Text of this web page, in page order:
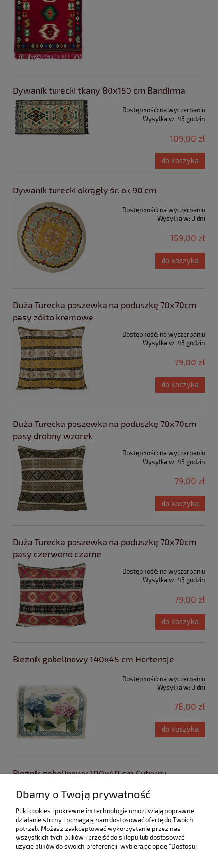
Dywanik turecki tkany 80x150 cm Bandirma
Dostępność: na wyczerpaniu
Wysyłka w: 48 godzin
109,00 zł
do koszyka
Dywanik turecki okrągły śr. ok 90 cm
Dostępność: na wyczerpaniu
Wysyłka w: 3 dni
159,00 zł
do koszyka
Duża Turecka poszewka na poduszkę 70x70cm
pasy żółto kremowe
Dostępność: na wyczerpaniu
Wysyłka w: 48 godzin
79,00 zł
do koszyka
Duża Turecka poszewka na poduszkę 70x70cm
pasy drobny wzorek
Dostępność: na wyczerpaniu
Wysyłka w: 48 godzin
79,00 zł
do koszyka
Duża Turecka poszewka na poduszkę 70x70cm
pasy czerwono czarne
Dostępność: na wyczerpaniu
Wysyłka w: 48 godzin
79,00 zł
do koszyka
Bieżnik gobelinowy 140x45 cm Hortensje
Dostępność: na wyczerpaniu
Wysyłka w: 3 dni
78,00 zł
do koszyka
Bieżnik gobelinowy 100x40 cm Cytryny
Dostępność:
« 1 ... 4 5 6 7 8 »
Dbamy o Twoją prywatność
Pliki cookies i pokrewne im technologie umożliwiają poprawne
działanie strony i pomagają nam dostosować ofertę do Twoich
potrzeb. Możesz zaakceptować wykorzystanie przez nas
wszystkich tych plików i przejść do sklepu lub dostosować
użycie plików do swoich preferencji, wybierając opcję "Dostosuj